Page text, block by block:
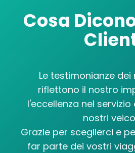
Cosa
Le testimonianze
riflettono il nostro
l'eccellenza nel
nostri
Grazie per sceglierci e
far parte dei vostri